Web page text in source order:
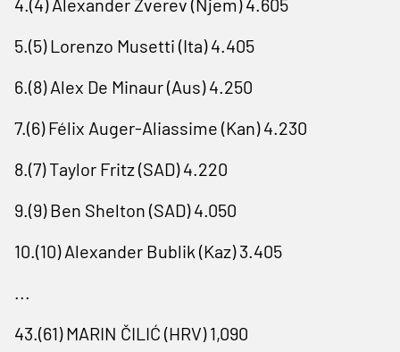
4.(4) Alexander Zverev (Njem) 4.605
5.(5) Lorenzo Musetti (Ita) 4.405
6.(8) Alex De Minaur (Aus) 4.250
7.(6) Félix Auger-Aliassime (Kan) 4.230
8.(7) Taylor Fritz (SAD) 4.220
9.(9) Ben Shelton (SAD) 4.050
10.(10) Alexander Bublik (Kaz) 3.405
...
43.(61) MARIN ČILIĆ (HRV) 1,090